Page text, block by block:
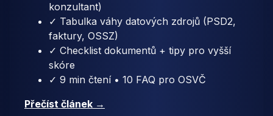
konzultant)
✓ Tabulka váhy datových zdrojů (PSD2,
faktury, OSSZ)
✓ Checklist dokumentů + tipy pro vyšší
skóre
✓ 9 min čtení • 10 FAQ pro OSVČ
Přečíst článek →